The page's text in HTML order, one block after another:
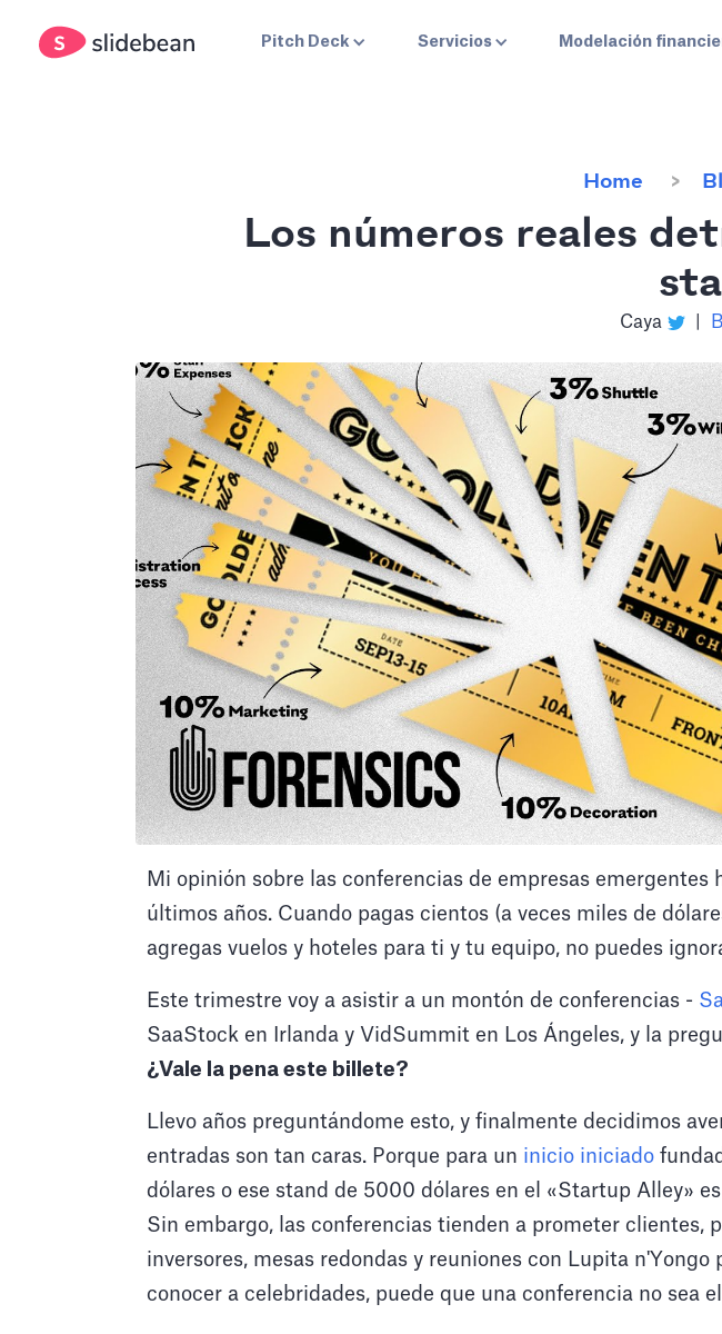
Pitch Deck Servicios Modelación
Home
Los números reales
Caya
Mi opinión sobre las conferencias de empresas emergentes
últimos años. Cuando pagas cientos (a veces miles de
agregas vuelos y hoteles para ti y tu equipo, no puedes
Este trimestre voy a asistir a un montón de conferencias -
SaaStock en Irlanda y VidSummit en Los Ángeles, y la
¿Vale la pena este billete?
Llevo años preguntándome esto, y finalmente decidimos
entradas son tan caras. Porque para un inicio iniciado
dólares o ese stand de 5000 dólares en el «Startup Alley»
Sin embargo, las conferencias tienden a prometer clientes,
inversores, mesas redondas y reuniones con Lupita n'Yongo
conocer a celebridades, puede que una conferencia no sea